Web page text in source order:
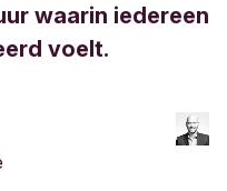
waarin iedereen
voelt.